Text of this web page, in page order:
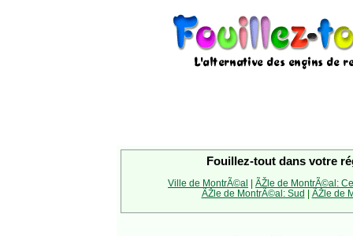
Fouillez-tout dans votre
Ville de MontrÃ©al | ÃŽle de MontrÃ©al:
ÃŽle de MontrÃ©al: Sud | ÃŽle de